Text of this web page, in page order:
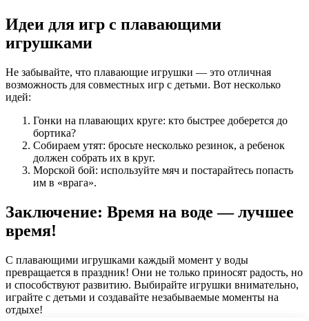
Идеи для игр с плавающими
игрушками
Не забывайте, что плавающие игрушки — это отличная
возможность для совместных игр с детьми. Вот несколько
идей:
Гонки на плавающих круге: кто быстрее доберется до
бортика?
Собираем утят: бросьте несколько резинок, а ребенок
должен собрать их в круг.
Морской бой: используйте мяч и постарайтесь попасть
им в «врага».
Заключение: Время на воде — лучшее
время!
С плавающими игрушками каждый момент у воды
превращается в праздник! Они не только приносят радость, но
и способствуют развитию. Выбирайте игрушки внимательно,
играйте с детьми и создавайте незабываемые моменты на
отдыхе!